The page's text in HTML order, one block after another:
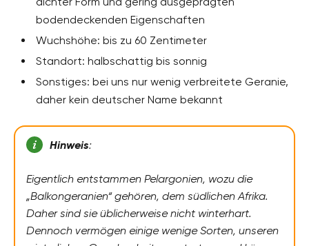
bodendeckenden Eigenschaften
Wuchshöhe: bis zu 60 Zentimeter
Standort: halbschattig bis sonnig
Sonstiges: bei uns nur wenig verbreitete Geranie,
daher kein deutscher Name bekannt
Hinweis:
Eigentlich entstammen Pelargonien, wozu die
„Balkongeranien“ gehören, dem südlichen Afrika.
Daher sind sie üblicherweise nicht winterhart.
Dennoch vermögen einige wenige Sorten, unseren